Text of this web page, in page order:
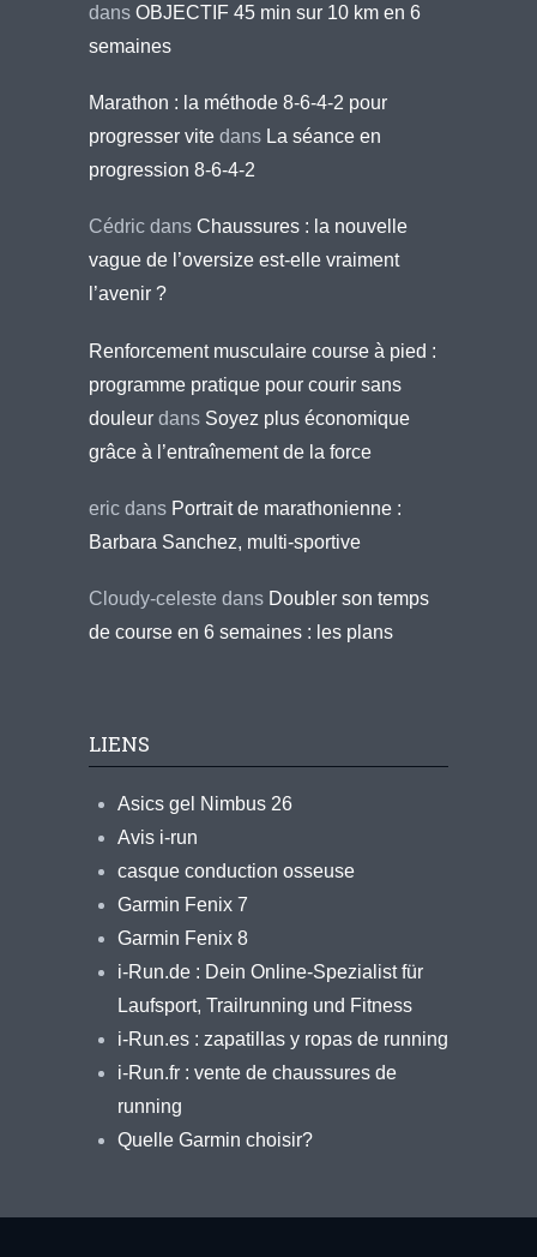
dans OBJECTIF 45 min sur 10 km en 6
semaines
Marathon : la méthode 8-6-4-2 pour
progresser vite dans La séance en
progression 8-6-4-2
Cédric dans Chaussures : la nouvelle
vague de l’oversize est-elle vraiment
l’avenir ?
Renforcement musculaire course à pied :
programme pratique pour courir sans
douleur dans Soyez plus économique
grâce à l’entraînement de la force
eric dans Portrait de marathonienne :
Barbara Sanchez, multi-sportive
Cloudy-celeste dans Doubler son temps
de course en 6 semaines : les plans
LIENS
Asics gel Nimbus 26
Avis i-run
casque conduction osseuse
Garmin Fenix 7
Garmin Fenix 8
i-Run.de : Dein Online-Spezialist für
Laufsport, Trailrunning und Fitness
i-Run.es : zapatillas y ropas de running
i-Run.fr : vente de chaussures de
running
Quelle Garmin choisir?